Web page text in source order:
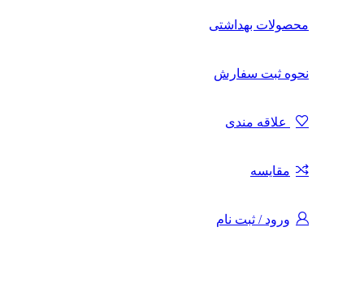
محصولات بهداشتی
نحوه ثبت سفارش
علاقه مندی
مقایسه
ورود / ثبت نام